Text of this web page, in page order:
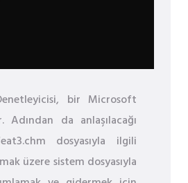
bir Microsoft
Adından da anlaşılacağı
dosyasıyla ilgili
üzere sistem dosyasıyla